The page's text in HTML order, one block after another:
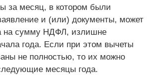
за месяц, в котором были
и (или) документы, может
на сумму НДФЛ, излишне
года. Если при этом вычеты
не полностью, то их можно
месяцы года.